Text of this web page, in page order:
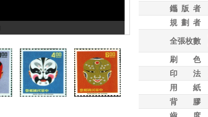
鑴 版 者
規 劃 者
全張枚數
刷 色
印 法
用 紙
背 膠